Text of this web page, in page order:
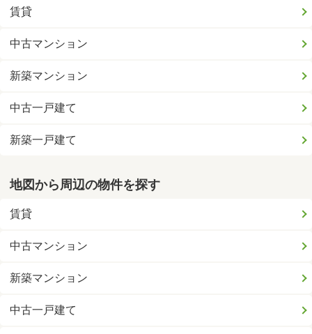
賃貸
中古マンション
新築マンション
中古一戸建て
新築一戸建て
地図から周辺の物件を探す
賃貸
中古マンション
新築マンション
中古一戸建て